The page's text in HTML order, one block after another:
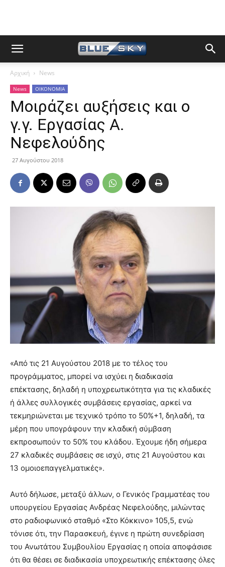
Αρχική News
News ΟΙΚΟΝΟΜΙΑ
Μοιράζει αυξήσεις και ο
γ.γ. Εργασίας Α.
Νεφελούδης
27 Αυγούστου 2018
«Από τις 21 Αυγούστου 2018 με το τέλος του
προγράμματος, μπορεί να ισχύει η διαδικασία
επέκτασης, δηλαδή η υποχρεωτικότητα για τις κλαδικές
ή άλλες συλλογικές συμβάσεις εργασίας, αρκεί να
τεκμηριώνεται με τεχνικό τρόπο το 50%+1, δηλαδή, τα
μέρη που υπογράφουν την κλαδική σύμβαση
εκπροσωπούν το 50% του κλάδου. Έχουμε ήδη σήμερα
27 κλαδικές συμβάσεις σε ισχύ, στις 21 Αυγούστου και
13 ομοιοεπαγγελματικές».
Αυτό δήλωσε, μεταξύ άλλων, ο Γενικός Γραμματέας του
υπουργείου Εργασίας Ανδρέας Νεφελούδης, μιλώντας
στο ραδιοφωνικό σταθμό «Στο Κόκκινο» 105,5, ενώ
τόνισε ότι, την Παρασκευή, έγινε η πρώτη συνεδρίαση
του Ανωτάτου Συμβουλίου Εργασίας η οποία αποφάσισε
ότι θα θέσει σε διαδικασία υποχρεωτικής επέκτασης όλες